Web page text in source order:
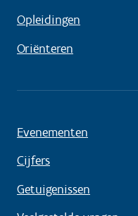
Opleidingen
Oriënteren
Evenementen
Cijfers
Getuigenissen